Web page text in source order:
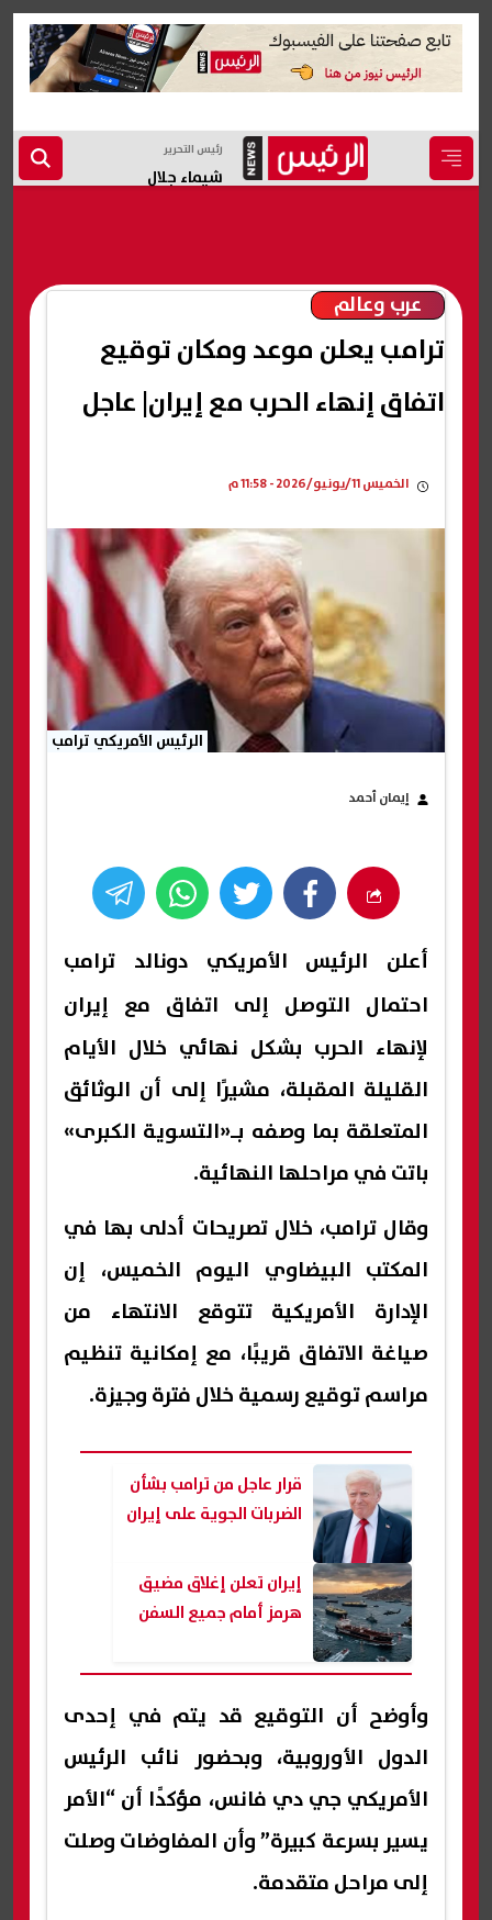
رئيس التحرير
شيماء جلال
عرب وعالم
ترامب يعلن موعد ومكان توقيع
اتفاق إنهاء الحرب مع إيران| عاجل
الخميس 11/يونيو/2026 - 11:58 م
الرئيس الأمريكي ترامب
إيمان أحمد
أعلن الرئيس الأمريكي دونالد ترامب
احتمال التوصل إلى اتفاق مع إيران
لإنهاء الحرب بشكل نهائي خلال الأيام
القليلة المقبلة، مشيرًا إلى أن الوثائق
المتعلقة بما وصفه بـ«التسوية الكبرى»
باتت في مراحلها النهائية.
وقال ترامب، خلال تصريحات أدلى بها في
المكتب البيضاوي اليوم الخميس، إن
الإدارة الأمريكية تتوقع الانتهاء من
صياغة الاتفاق قريبًا، مع إمكانية تنظيم
مراسم توقيع رسمية خلال فترة وجيزة.
قرار عاجل من ترامب بشأن
الضربات الجوية على إيران
إيران تعلن إغلاق مضيق
هرمز أمام جميع السفن
وأوضح أن التوقيع قد يتم في إحدى
الدول الأوروبية، وبحضور نائب الرئيس
الأمريكي جي دي فانس، مؤكدًا أن “الأمر
يسير بسرعة كبيرة” وأن المفاوضات وصلت
إلى مراحل متقدمة.